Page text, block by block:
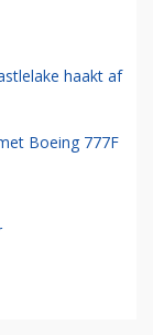
haakt af
Boeing 777F